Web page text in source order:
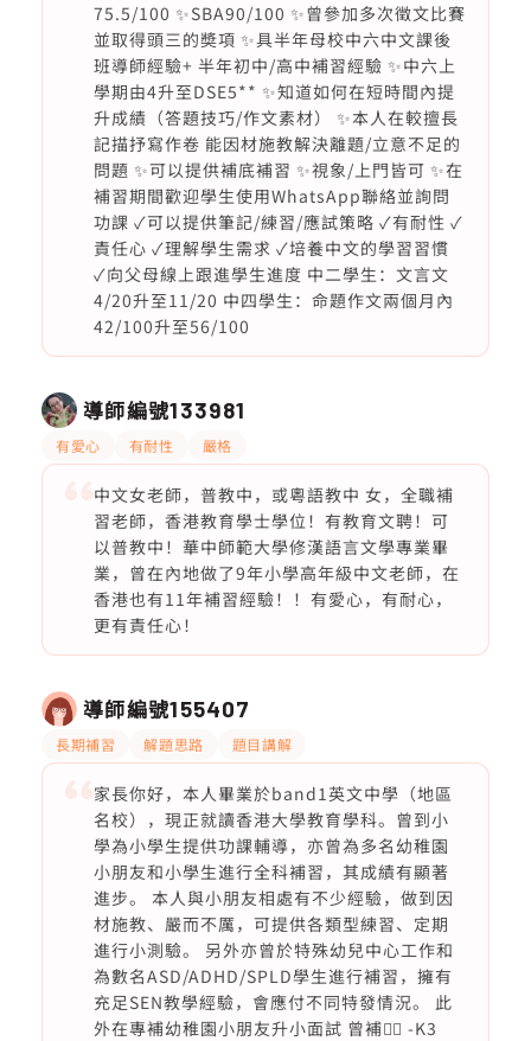
75.5/100 ✨SBA90/100 ✨曾參加多次徵文比賽
並取得頭三的奬項 ✨具半年母校中六中文課後
班導師經驗+ 半年初中/高中補習經驗 ✨中六上
學期由4升至DSE5** ✨知道如何在短時間內提
升成績（答題技巧/作文素材） ✨本人在較擅長
記描抒寫作卷 能因材施教解決離題/立意不足的
問題 ✨可以提供補底補習 ✨視象/上門皆可 ✨在
補習期間歡迎學生使用WhatsApp聯絡並詢問
功課 ✓可以提供筆記/練習/應試策略 ✓有耐性 ✓
責任心 ✓理解學生需求 ✓培養中文的學習習慣
✓向父母線上跟進學生進度 中二學生：文言文
4/20升至11/20 中四學生：命題作文兩個月內
42/100升至56/100
導師編號133981
有愛心 有耐性 嚴格
中文女老師，普教中，或粵語教中 女，全職補
習老師，香港教育學士學位！有教育文聘！可
以普教中！華中師範大學修漢語言文學專業畢
業，曾在內地做了9年小學高年級中文老師，在
香港也有11年補習經驗！！有愛心，有耐心，
更有責任心！
導師編號155407
長期補習 解題思路 題目講解
家長你好，本人畢業於band1英文中學（地區
名校），現正就讀香港大學教育學科。曾到小
學為小學生提供功課輔導，亦曾為多名幼稚園
小朋友和小學生進行全科補習，其成績有顯著
進步。 本人與小朋友相處有不少經驗，做到因
材施教、嚴而不厲，可提供各類型練習、定期
進行小測驗。 另外亦曾於特殊幼兒中心工作和
為數名ASD/ADHD/SPLD學生進行補習，擁有
充足SEN教學經驗，會應付不同特發情況。 此
外在專補幼稚園小朋友升小面試 曾補👇🏻 -K3